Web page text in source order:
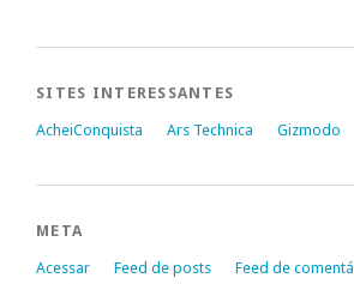
SITES INTERESSANTES
AcheiConquista Ars Technica Gizmodo
META
Acessar Feed de posts
Feed de